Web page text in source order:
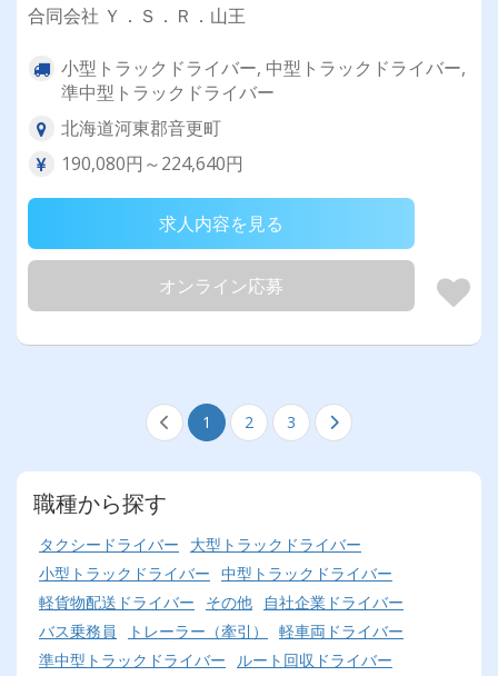
合同会社 Ｙ．Ｓ．Ｒ．山王
小型トラックドライバー, 中型トラックドライバー,
準中型トラックドライバー
北海道河東郡音更町
190,080円～224,640円
求人内容を見る
オンライン応募
1 2 3
職種から探す
タクシードライバー
大型トラックドライバー
小型トラックドライバー 中型トラックドライバー
軽貨物配送ドライバー
その他
自社企業ドライバー
バス乗務員
トレーラー（牽引）
軽車両ドライバー
準中型トラックドライバー
ルート回収ドライバー